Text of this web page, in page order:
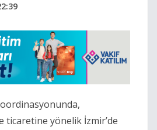
ticaretine yönelik İzmir’de